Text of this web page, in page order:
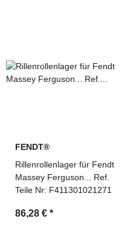
FENDT®
Rillenrollenlager für Fendt
Massey Ferguson... Ref.
Teile Nr: F411301021271
86,28 € *